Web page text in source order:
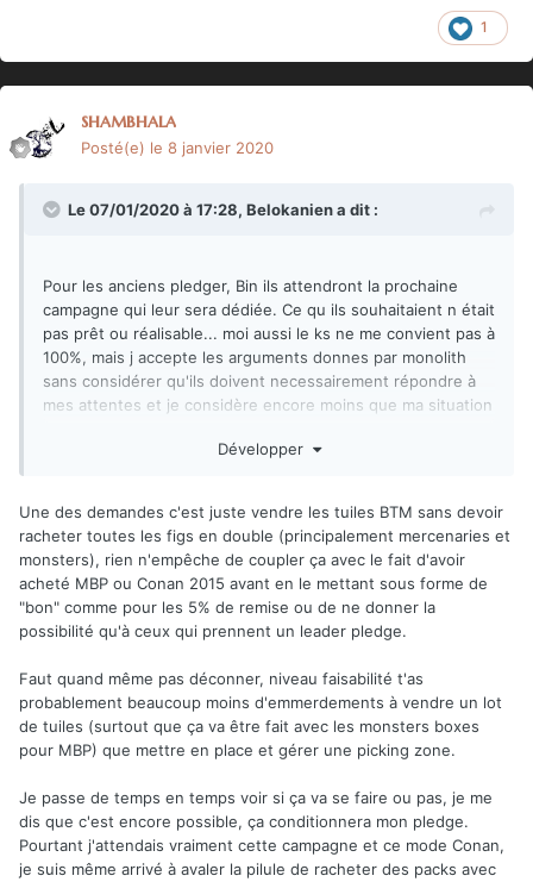
1
shambhala
Posté(e) le 8 janvier 2020
Le 07/01/2020 à 17:28, Belokaniena dit :
Pour les anciens pledger, Bin ils attendront la prochaine
campagne qui leur sera dédiée. Ce qu ils souhaitaient n était
pas prêt ou réalisable... moi aussi le ks ne me convient pas à
100%, mais j accepte les arguments donnes par monolith
sans considérer qu'ils doivent necessairement répondre à
mes attentes et je considère encore moins que ma situation
Développer
Une des demandes c'est juste vendre les tuiles BTM sans devoir
racheter toutes les figs en double (principalement mercenaries et
monsters), rien n'empêche de coupler ça avec le fait d'avoir
acheté MBP ou Conan 2015 avant en le mettant sous forme de
"bon" comme pour les 5% de remise ou de ne donner la
possibilité qu'à ceux qui prennent un leader pledge.
Faut quand même pas déconner, niveau faisabilité t'as
probablement beaucoup moins d'emmerdements à vendre un lot
de tuiles (surtout que ça va être fait avec les monsters boxes
pour MBP) que mettre en place et gérer une picking zone.
Je passe de temps en temps voir si ça va se faire ou pas, je me
dis que c'est encore possible, ça conditionnera mon pledge.
Pourtant j'attendais vraiment cette campagne et ce mode Conan,
je suis même arrivé à avaler la pilule de racheter des packs avec